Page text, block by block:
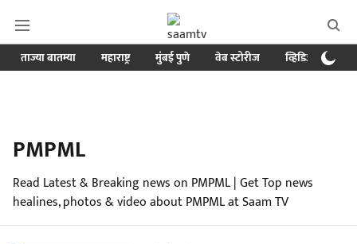
ताज्या बातम्या महाराष्ट्र मुंबई पुणे वेब स्टोरीज व्हिडिओ
PMPML
Read Latest & Breaking news on PMPML | Get Top news
healines, photos & video about PMPML at Saam TV